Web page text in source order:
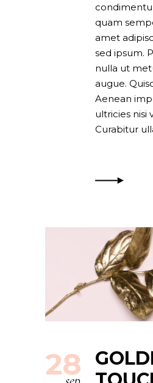
quam
amet
sed ipsum.
nulla ut
augue.
Aenean
ultricies nisi
Curabitur
28